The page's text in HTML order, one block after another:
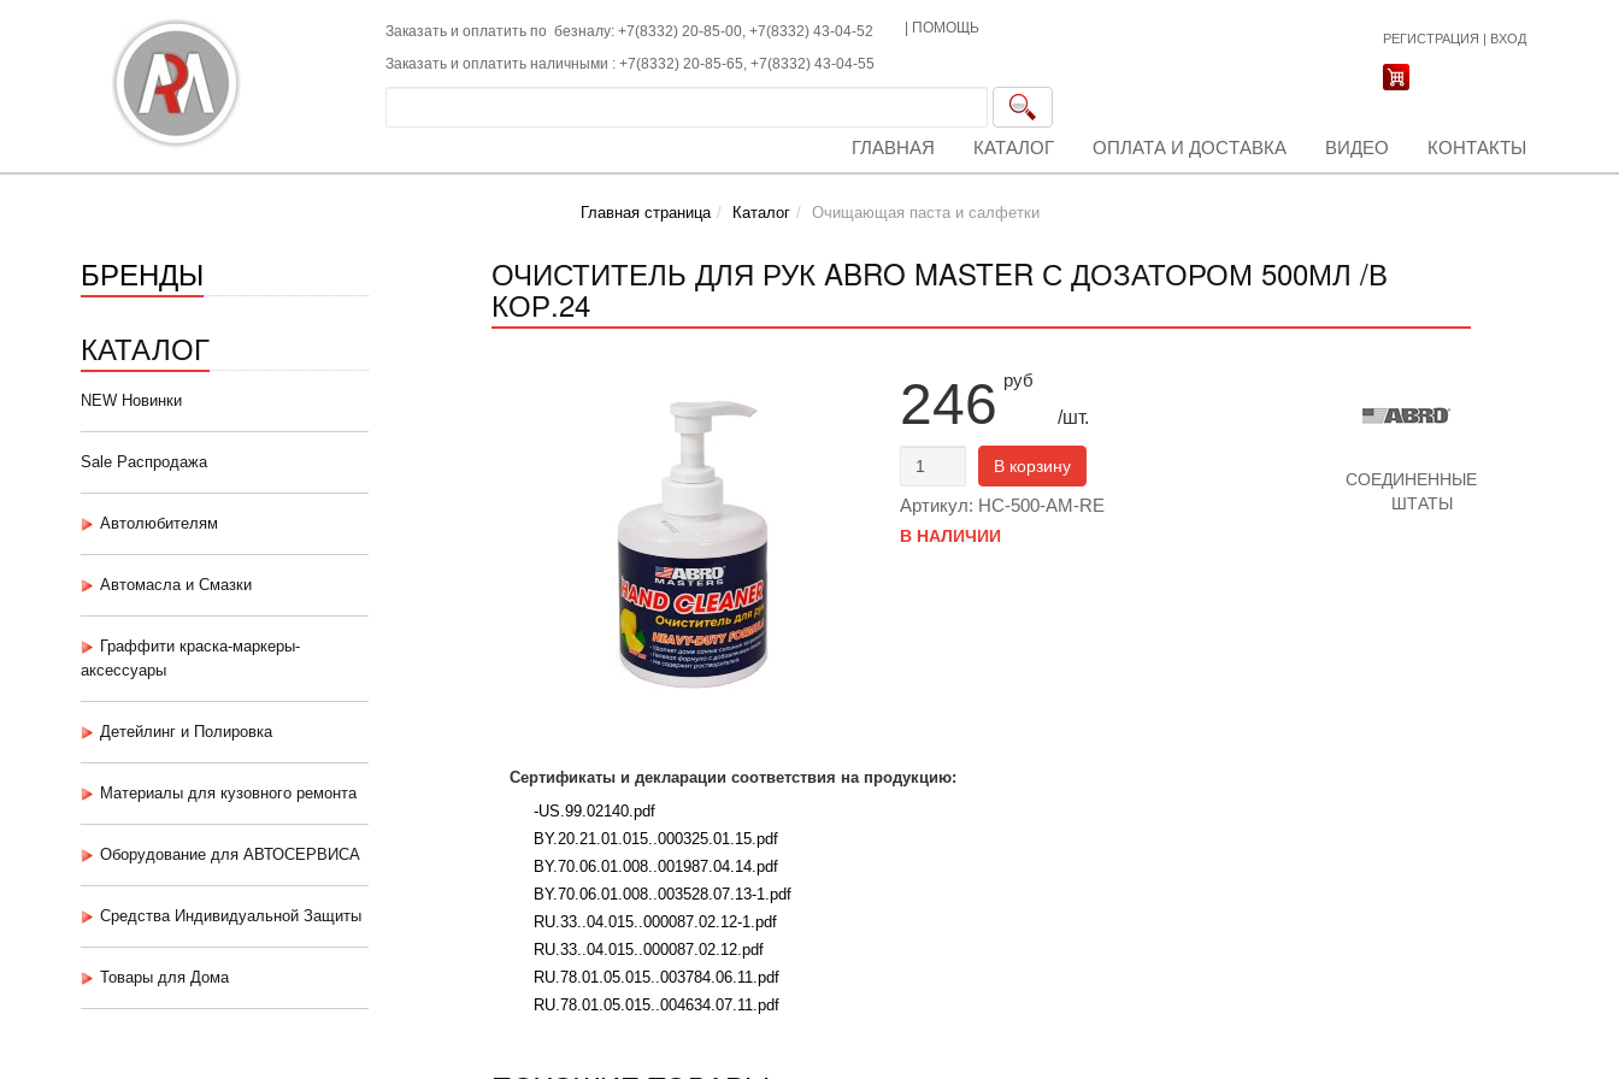
Заказать и оплатить по безналу: +7(8332) 20-85-00, +7(8332) 43-04-52
Заказать и оплатить наличными : +7(8332) 20-85-65, +7(8332) 43-04-55
ПОМОЩЬ
РЕГИСТРАЦИЯ | ВХОД
ГЛАВНАЯ КАТАЛОГ ОПЛАТА И ДОСТАВКА ВИДЕО КОНТАКТЫ
Главная страница Каталог Очищающая паста и салфетки
БРЕНДЫ
КАТАЛОГ
NEW Новинки
Sale Распродажа
Автолюбителям
Автомасла и Смазки
Граффити краска-маркеры-
аксессуары
Детейлинг и Полировка
Материалы для кузовного ремонта
Оборудование для АВТОСЕРВИСА
Средства Индивидуальной Защиты
Товары для Дома
ОЧИСТИТЕЛЬ ДЛЯ РУК ABRO MASTER С ДОЗАТОРОМ 500МЛ /В
КОР.24
246 руб
/шт.
В корзину
Артикул: HC-500-AM-RE
В НАЛИЧИИ
СОЕДИНЕННЫЕ
ШТАТЫ
Сертификаты и декларации соответствия на продукцию:
-US.99.02140.pdf
BY.20.21.01.015..000325.01.15.pdf
BY.70.06.01.008..001987.04.14.pdf
BY.70.06.01.008..003528.07.13-1.pdf
RU.33..04.015..000087.02.12-1.pdf
RU.33..04.015..000087.02.12.pdf
RU.78.01.05.015..003784.06.11.pdf
RU.78.01.05.015..004634.07.11.pdf